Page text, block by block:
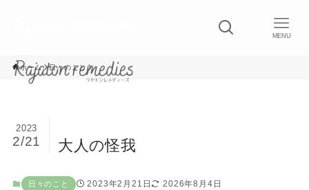
MENU
ホーム 日々のこと
大人の怪我
2023
2/21
日々のこと 2023年2月21日 2026年8月4日